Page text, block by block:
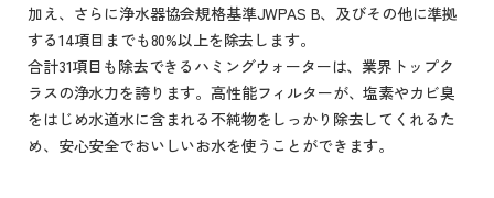
加え、さらに浄水器協会規格基準JWPAS B、及びその他に準拠
する14項目までも80%以上を除去します。
合計31項目も除去できるハミングウォーターは、業界トップク
ラスの浄水力を誇ります。高性能フィルターが、塩素やカビ臭
をはじめ水道水に含まれる不純物をしっかり除去してくれるた
め、安心安全でおいしいお水を使うことができます。